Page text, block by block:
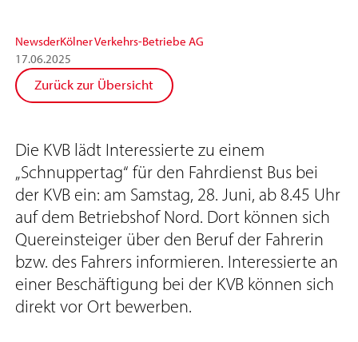
NewsderKölner Verkehrs-Betriebe AG
17.06.2025
Zurück zur Übersicht
Die KVB lädt Interessierte zu einem
„Schnuppertag“ für den Fahrdienst Bus bei
der KVB ein: am Samstag, 28. Juni, ab 8.45 Uhr
auf dem Betriebshof Nord. Dort können sich
Quereinsteiger über den Beruf der Fahrerin
bzw. des Fahrers informieren. Interessierte an
einer Beschäftigung bei der KVB können sich
direkt vor Ort bewerben.